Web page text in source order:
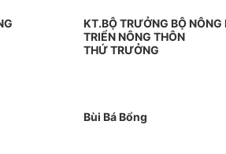
KT.BỘ TRƯỞNG BỘ NÔNG
TRIỂN NÔNG THÔN
THỨ TRƯỞNG
Bùi Bá Bổng